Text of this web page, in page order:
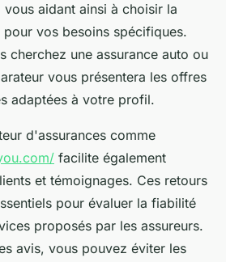
aidant ainsi à choisir la
pour vos besoins spécifiques.
cherchez une assurance auto ou
vous présentera les offres
adaptées à votre profil.
d'assurances comme
facilite également
et témoignages. Ces retours
pour évaluer la fiabilité
proposés par les assureurs.
avis, vous pouvez éviter les